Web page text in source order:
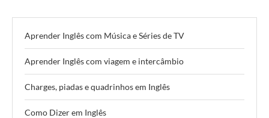
Aprender Inglês com Música e Séries de TV
Aprender Inglês com viagem e intercâmbio
Charges, piadas e quadrinhos em Inglês
Como Dizer em Inglês